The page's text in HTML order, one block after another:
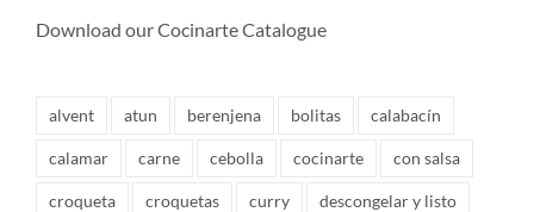
Download our Cocinarte Catalogue
alvent atun berenjena bolitas calabacín
calamar carne cebolla cocinarte con salsa
croqueta croquetas curry descongelar y listo